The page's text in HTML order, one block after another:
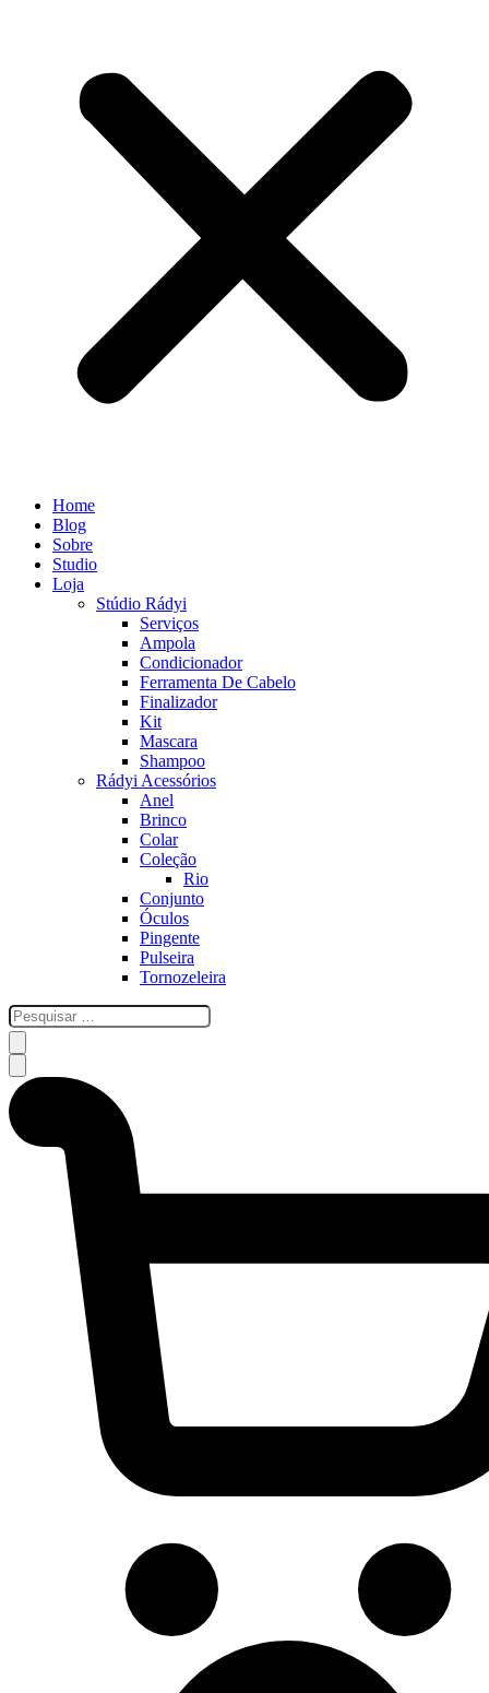
Home
Blog
Sobre
Studio
Loja
Stúdio Rádyi
Serviços
Ampola
Condicionador
Ferramenta De Cabelo
Finalizador
Kit
Mascara
Shampoo
Rádyi Acessórios
Anel
Brinco
Colar
Coleção
Rio
Conjunto
Óculos
Pingente
Pulseira
Tornozeleira
…